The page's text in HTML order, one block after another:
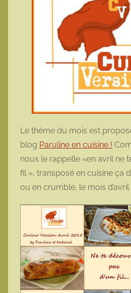
Le thème du mois est
blog Paruline en cuisine !
nous le rappelle «en avril ne
fil », transposé en cuisine ça
ou en crumble, le mois